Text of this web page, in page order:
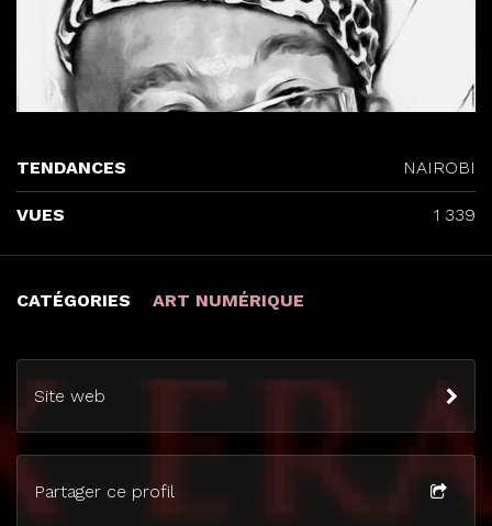
CATÉGORIES ART NUMÉRIQUE
Site web
Partager ce profil
TENDANCES NAIROBI
VUES 1 339